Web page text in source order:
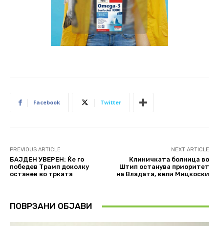
Facebook Twitter
PREVIOUS ARTICLE
БАЈДЕН УВЕРЕН: Ќе го
победев Трамп доколку
останев во трката
NEXT ARTICLE
Клиничката болница во
Штип останува приоритет
на Владата, вели Мицкоски
ПОВРЗАНИ ОБЈАВИ